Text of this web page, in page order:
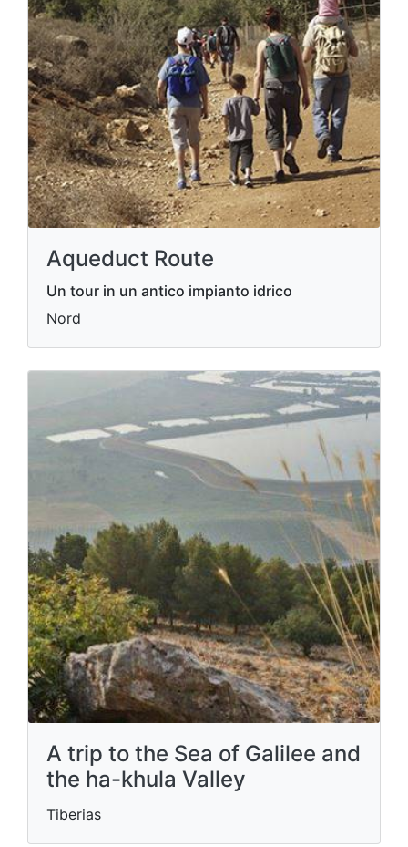
Aqueduct Route
Un tour in un antico impianto idrico
Nord
A trip to the Sea of ​​Galilee and
the ha-khula Valley
Tiberias